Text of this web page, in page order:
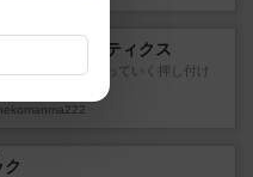
ラインタクティクス
が増えて大変になっていく押し付け